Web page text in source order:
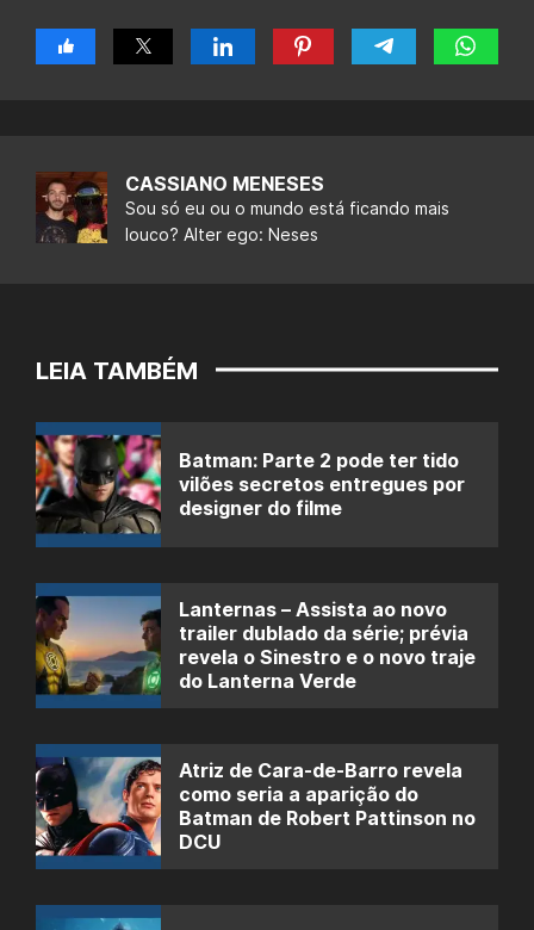
CASSIANO MENESES
Sou só eu ou o mundo está ficando mais
louco? Alter ego: Neses
LEIA TAMBÉM
Batman: Parte 2 pode ter tido
vilões secretos entregues por
designer do filme
Lanternas – Assista ao novo
trailer dublado da série; prévia
revela o Sinestro e o novo traje
do Lanterna Verde
Atriz de Cara-de-Barro revela
como seria a aparição do
Batman de Robert Pattinson no
DCU